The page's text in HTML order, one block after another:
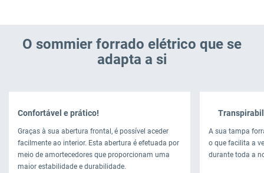
O sommier forrado elétrico que se
adapta a si
Confortável e prático!
Graças à sua abertura frontal, é possível aceder
facilmente ao interior. Esta abertura é efetuada por
meio de amortecedores que proporcionam uma
maior estabilidade e durabilidade.
A sua tampa
o que facilita a
durante toda a